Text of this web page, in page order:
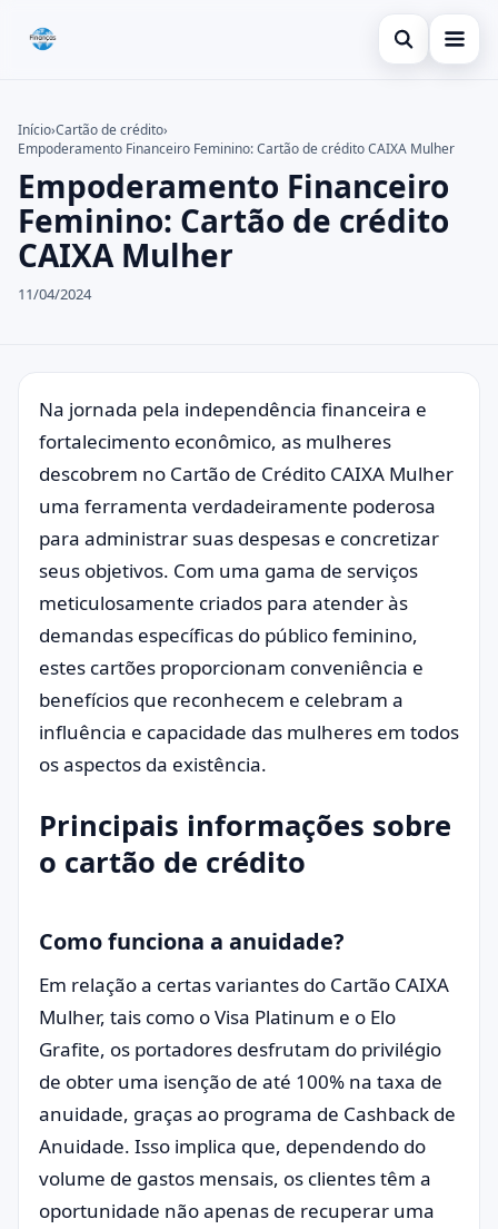
Abrir busca
Cartão de crédito
Dicas
Economia
Buscar no site
Buscar por:
Pressione Enter para buscar ou ESC para fechar.
Início›Cartão de crédito›
Empoderamento Financeiro Feminino: Cartão de crédito CAIXA Mulher
Empoderamento Financeiro
Feminino: Cartão de crédito
CAIXA Mulher
11/04/2024
Na jornada pela independência financeira e
fortalecimento econômico, as mulheres
descobrem no Cartão de Crédito CAIXA Mulher
uma ferramenta verdadeiramente poderosa
para administrar suas despesas e concretizar
seus objetivos. Com uma gama de serviços
meticulosamente criados para atender às
demandas específicas do público feminino,
estes cartões proporcionam conveniência e
benefícios que reconhecem e celebram a
influência e capacidade das mulheres em todos
os aspectos da existência.
Principais informações sobre
o cartão de crédito
Como funciona a anuidade?
Em relação a certas variantes do Cartão CAIXA
Mulher, tais como o Visa Platinum e o Elo
Grafite, os portadores desfrutam do privilégio
de obter uma isenção de até 100% na taxa de
anuidade, graças ao programa de Cashback de
Anuidade. Isso implica que, dependendo do
volume de gastos mensais, os clientes têm a
oportunidade não apenas de recuperar uma